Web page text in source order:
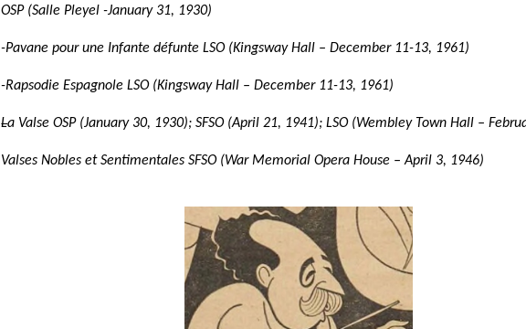
OSP (Salle Pleyel -January 31, 1930)
-Pavane pour une Infante défunte LSO (Kingsway Hall – December 11-13, 1961)
-Rapsodie Espagnole LSO (Kingsway Hall – December 11-13, 1961)
La Valse OSP (January 30, 1930); SFSO (April 21, 1941); LSO (Wembley Town Hall –
Valses Nobles et Sentimentales SFSO (War Memorial Opera House – April 3, 1946)